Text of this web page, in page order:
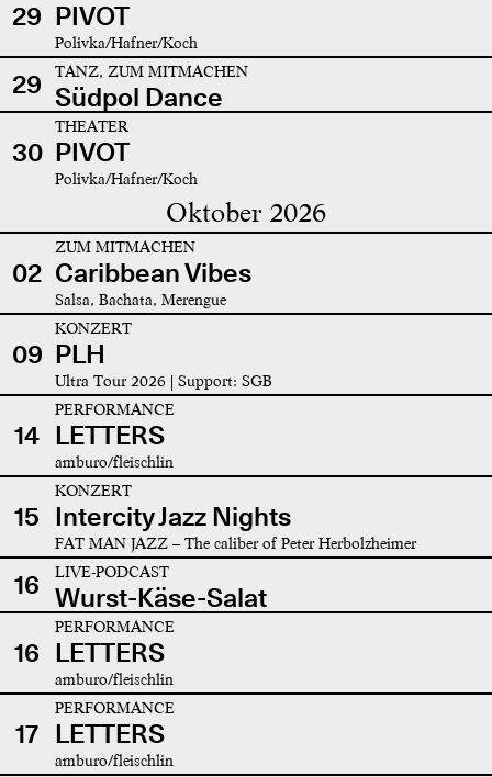
29 PIVOT
Polivka/Hafner/Koch
29 TANZ, ZUM MITMACHEN
Südpol Dance
30
THEATER
PIVOT
Polivka/Hafner/Koch
Oktober 2026
02
ZUM MITMACHEN
Caribbean Vibes
Salsa, Bachata, Merengue
09
KONZERT
PLH
Ultra Tour 2026 | Support: SGB
14
PERFORMANCE
LETTERS
amburo/fleischlin
15
KONZERT
Intercity Jazz Nights
FAT MAN JAZZ – The caliber of Peter Herbolzheimer
16 LIVE-PODCAST
Wurst-Käse-Salat
16
PERFORMANCE
LETTERS
amburo/fleischlin
17
PERFORMANCE
LETTERS
amburo/fleischlin